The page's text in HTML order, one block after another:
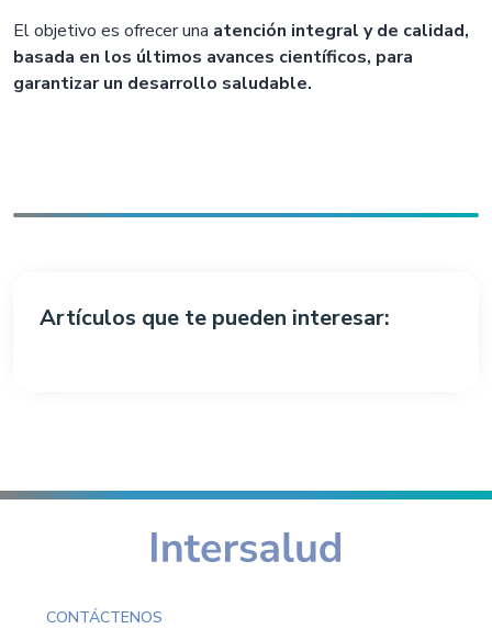
El objetivo es ofrecer una atención integral y de calidad,
basada en los últimos avances científicos, para
garantizar un desarrollo saludable.
Artículos que te pueden interesar:
CONTÁCTENOS